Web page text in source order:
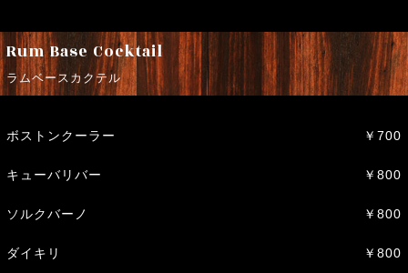
Rum Base Cocktail
ラムベースカクテル
ボストンクーラー ￥700
キューバリバー ￥800
ソルクバーノ ￥800
ダイキリ ￥800